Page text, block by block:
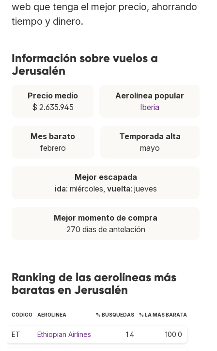
web que tenga el mejor precio, ahorrando
tiempo y dinero.
Información sobre vuelos a
Jerusalén
Precio medio
$ 2.635.945
Aerolínea popular
Iberia
Mes barato
febrero
Temporada alta
mayo
Mejor escapada
ida: miércoles, vuelta: jueves
Mejor momento de compra
270 días de antelación
Ranking de las aerolíneas más
baratas en Jerusalén
CÓDIGO AEROLÍNEA % BÚSQUEDAS % LA MÁS BARATA
ET Ethiopian Airlines 1.4 100.0